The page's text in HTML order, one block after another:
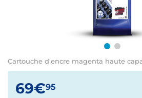
Cartouche d'encre magenta haute
69€95